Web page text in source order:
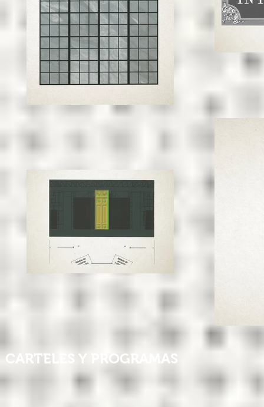
CARTELES Y PROGRAMAS